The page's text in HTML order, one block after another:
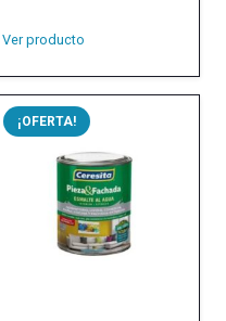
Ver producto
¡OFERTA!